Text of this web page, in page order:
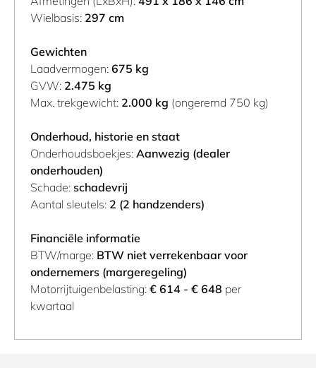
Wielbasis: 297 cm
Gewichten
Laadvermogen: 675 kg
GVW: 2.475 kg
Max. trekgewicht: 2.000 kg (ongeremd 750 kg)
Onderhoud, historie en staat
Onderhoudsboekjes: Aanwezig (dealer
onderhouden)
Schade: schadevrij
Aantal sleutels: 2 (2 handzenders)
Financiële informatie
BTW/marge: BTW niet verrekenbaar voor
ondernemers (margeregeling)
Motorrijtuigenbelasting: € 614 - € 648 per
kwartaal